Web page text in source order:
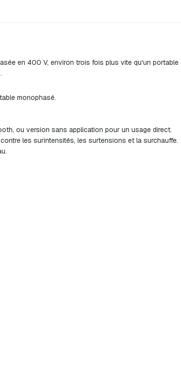
en 400 V, environ trois fois plus vite qu'un
monophasé.
ou version sans application pour un usage direct.
les surintensités, les surtensions et la surchauffe.